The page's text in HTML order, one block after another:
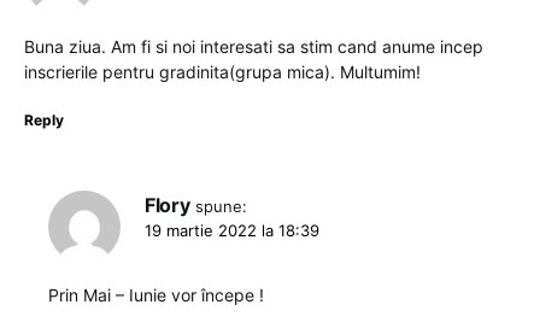
Buna ziua. Am fi si noi interesati sa stim cand anume incep
inscrierile pentru gradinita(grupa mica). Multumim!
Reply
Flory spune:
19 martie 2022 la 18:39
Prin Mai – Iunie vor începe !